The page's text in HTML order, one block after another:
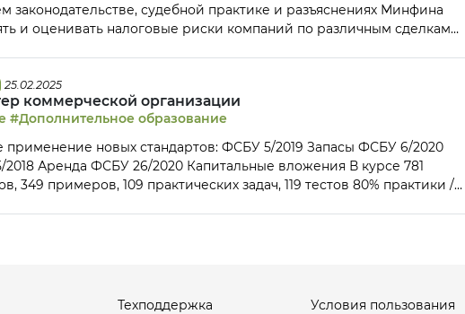
законодательстве, судебной практике и разъяснениях Минфина
и оценивать налоговые риски компаний по различным сделкам
теории После окончания курса вы получите Диплом
профессиональной переподготовке на 380 ак.часов с присвоением
налогам и сборам» (выдаётся после сдачи тестов и всех домашних
экзамена в Федеральной палате налоговых
25.02.2025
коммерческой организации
#Дополнительное образование
стандартов: ФСБУ 5/2019 Запасы ФСБУ 6/2020
Аренда ФСБУ 26/2020 Капитальные вложения В курсе 781
349 примеров, 109 практических задач, 119 тестов 80% практики /
Техподдержка
Условия пользования